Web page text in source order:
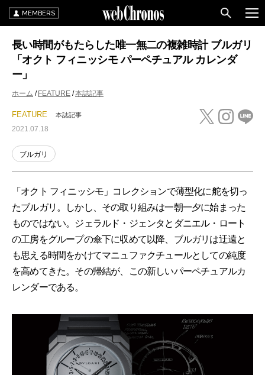
MEMBERS
長い時間がもたらした唯一無二の複雑時計 ブルガリ
「オクト フィニッシモ パーペチュアル カレンダ
ー」
ホーム FEATURE 本誌記事
FEATURE 本誌記事
2021.07.18
ブルガリ
「オクト フィニッシモ」コレクションで薄型化に舵を切っ
たブルガリ。しかし、その取り組みは一朝一夕に始まった
ものではない。ジェラルド・ジェンタとダニエル・ロート
の工房をグループの傘下に収めて以降、ブルガリは迂遠と
も思える時間をかけてマニュファクチュールとしての純度
を高めてきた。その帰結が、この新しいパーペチュアルカ
レンダーである。